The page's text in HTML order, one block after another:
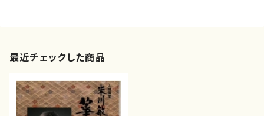
最近チェックした商品